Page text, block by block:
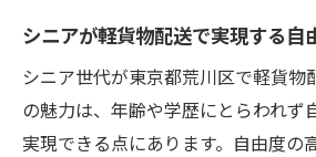
シニアが軽貨物配送で実現する自
シニア世代が東京都荒川区で軽貨物
の魅力は、年齢や学歴にとらわれず
実現できる点にあります。自由度の